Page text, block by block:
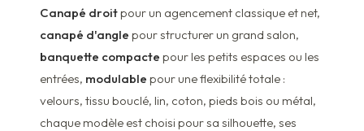
Canapé droitpour un agencement classique et net,
canapé d'angle pour structurer un grand salon,
banquette compacte pour les petits espaces ou les
entrées, modulable pour une flexibilité totale :
velours, tissu bouclé, lin, coton, pieds bois ou métal,
chaque modèle est choisi pour sa silhouette, ses